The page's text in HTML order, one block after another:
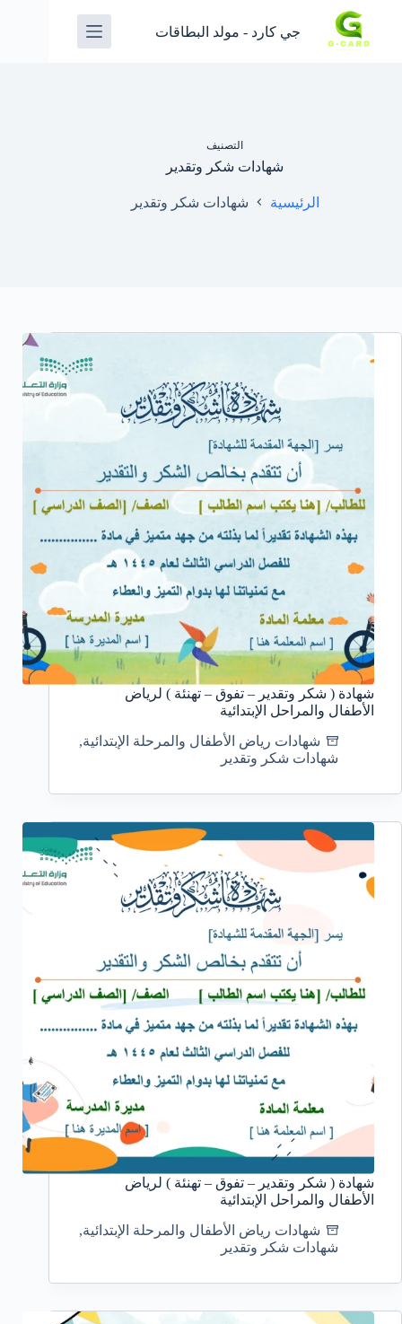
جي كارد - مولد البطاقات
التصنيف
شهادات شكر وتقدير
الرئيسية شهادات شكر وتقدير
شهادة ( شكر وتقدير – تفوق – تهنئة ) لرياض
الأطفال والمراحل الإبتدائية
شهادات رياض الأطفال والمرحلة الإبتدائية,
شهادات شكر وتقدير
شهادة ( شكر وتقدير – تفوق – تهنئة ) لرياض
الأطفال والمراحل الإبتدائية
شهادات رياض الأطفال والمرحلة الإبتدائية,
شهادات شكر وتقدير